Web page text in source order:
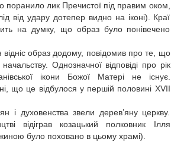
поранило лик Пречистої під правим оком,
від удару дотепер видно на іконі). Краї
на думку, що образ було понівечено
відніс образ додому, повідомив про те, що
Однозначної відповіді про рік
ікони Божої Матері не існує.
що це відбулося у першій половині ХVІІ
і духовенства звели дерев’яну церкву.
відіграв козацький полковник Ілля
було поховано в цьому храмі).